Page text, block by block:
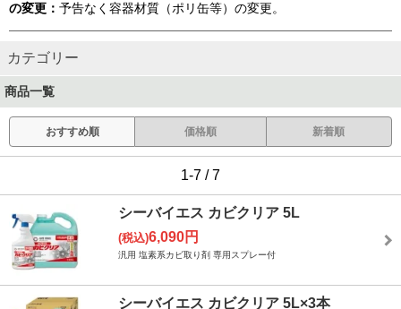
の変更： 予告なく容器材質（ポリ缶等）の変更。
カテゴリー
商品一覧
おすすめ順 価格順 新着順
1-7 / 7
シーバイエス カビクリア 5L
(税込)6,090円
汎用 塩素系カビ取り剤 専用スプレー付
シーバイエス カビクリア 5L×3本